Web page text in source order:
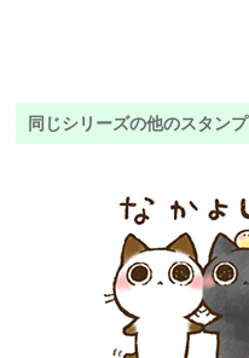
同じシリーズの他のスタン